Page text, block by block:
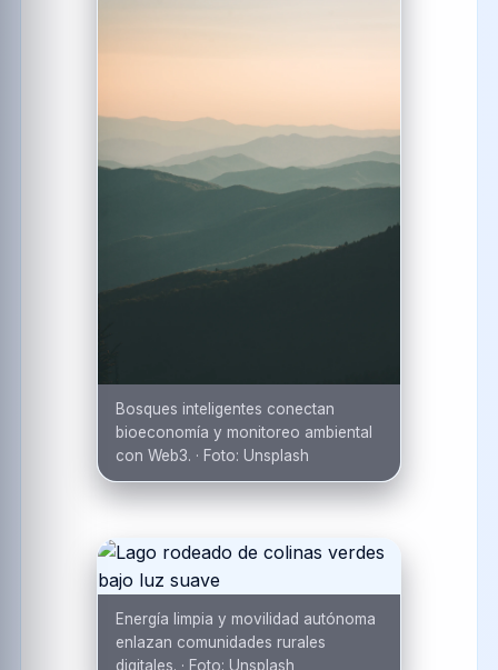
Bosques inteligentes conectan
bioeconomía y monitoreo ambiental
con Web3. · Foto: Unsplash
Energía limpia y movilidad autónoma
enlazan comunidades rurales
digitales. · Foto: Unsplash